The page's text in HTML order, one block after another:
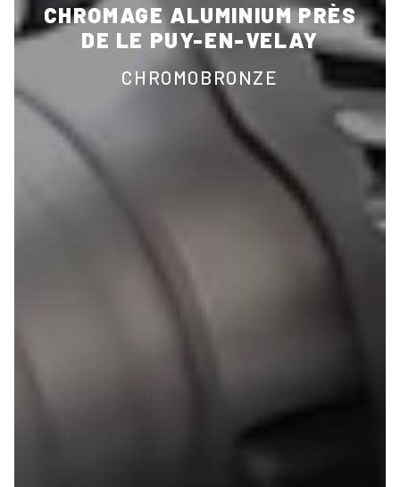
CHROMAGE ALUMINIUM PRÈS
DE LE PUY-EN-VELAY
CHROMOBRONZE